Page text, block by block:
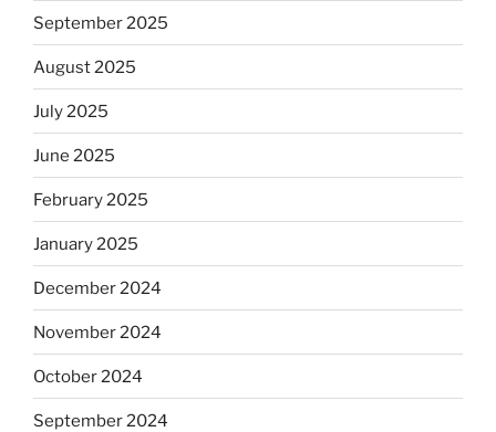
September 2025
August 2025
July 2025
June 2025
February 2025
January 2025
December 2024
November 2024
October 2024
September 2024